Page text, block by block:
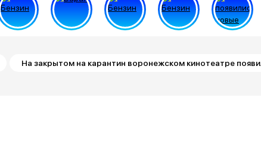
На закрытом на карантин воронежском кинотеатре